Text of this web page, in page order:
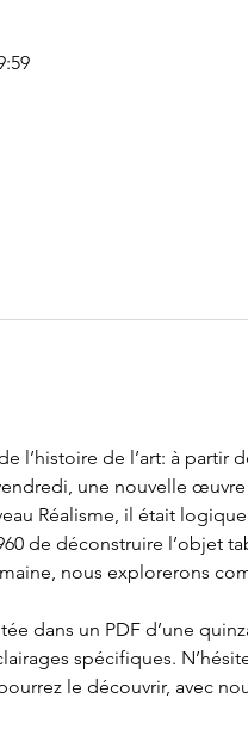
l’histoire de l’art: à partir
une nouvelle œuvre
Réalisme, il était
de déconstruire l’objet
nous explorerons
dans un PDF d’une
spécifiques.
le découvrir, avec